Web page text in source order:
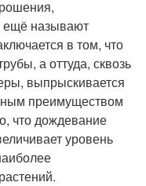
ещё называют
в том, что
а оттуда, сквозь
выпрыскивается
преимуществом
что дождевание
уровень